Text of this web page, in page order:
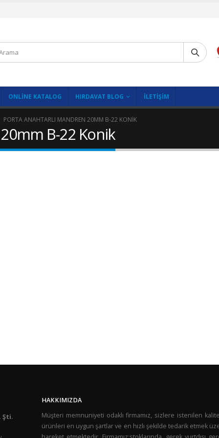
ONLINE KATALOG HIRDAVAT BLOG İLETIŞIM
PORTA ANAHTARLI MANDREN 20MM B-22 KONIK
B-22 Konik
Şti.
HAKKIMIZDA
Müşteri memnuniyeti odaklı firmamız, sizlere istenilen
ürünleri en uygun şartlar ve en hızlı şekilde tedarik etmek